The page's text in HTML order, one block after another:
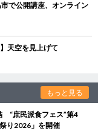
で公開講座、オンライン
天空を見上げて
もっと見る
“庶民派食フェス”第4
り2026」を開催